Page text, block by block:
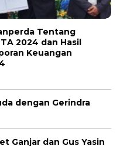
Tentang
2024 dan Hasil
Keuangan
dengan Gerindra
Ganjar dan Gus Yasin